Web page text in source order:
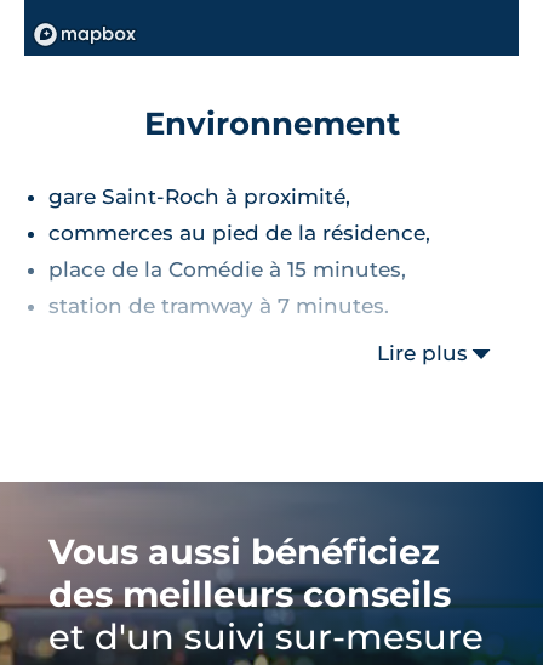
Environnement
gare Saint-Roch à proximité,
commerces au pied de la résidence,
place de la Comédie à 15 minutes,
station de tramway à 7 minutes.
Lire plus
Vous aussi bénéficiez
des meilleurs conseils
et d'un suivi sur-mesure